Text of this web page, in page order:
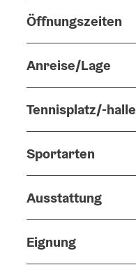
Öffnungszeiten
Anreise/Lage
Tennisplatz/-halle
Sportarten
Ausstattung
Eignung